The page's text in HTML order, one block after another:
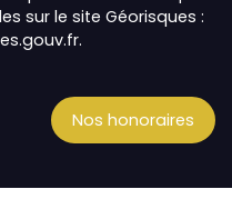
sur le site Géorisques :
Nos honoraires